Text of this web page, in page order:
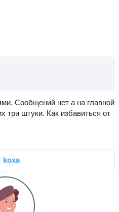
Сообщений нет а на главной
три штуки. Как избавиться от
koxa